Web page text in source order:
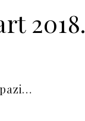
2018.